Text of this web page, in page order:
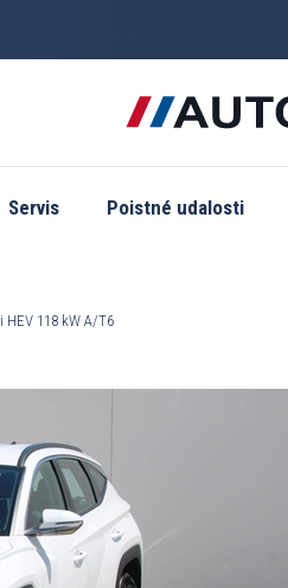
Servis Poistné udalosti
HEV 118 kW A/T6